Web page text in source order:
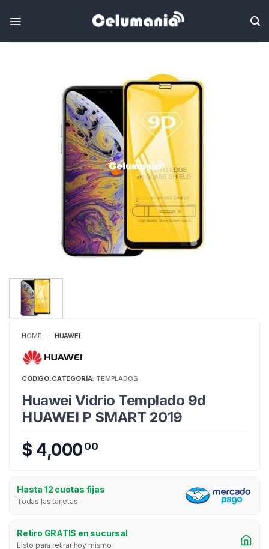
HOME HUAWEI
CÓDIGO:CATEGORÍA: TEMPLADOS
Huawei Vidrio Templado 9d
HUAWEI P SMART 2019
$ 4,00000
Hasta 12 cuotas fijas
Todas las tarjetas
Retiro GRATIS en sucursal
Listo para retirar hoy mismo